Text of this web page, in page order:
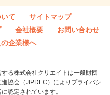
いて
サイトマップ
会社概要
お問い合わせ
企業様へ
る株式会社クリエイトは一般財団
協会（JIPDEC）によりプライバシ
認定されています。